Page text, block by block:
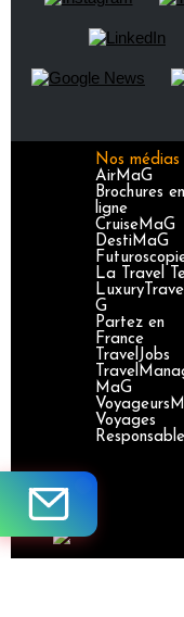
Nos médias
AirMaG
Brochures en
ligne
CruiseMaG
DestiMaG
La Travel
G
Partez en
France
TravelJobs
MaG
Voyages